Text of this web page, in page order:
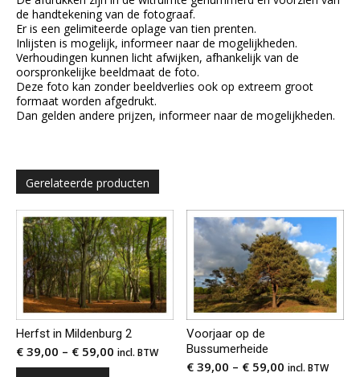
de handtekening van de fotograaf.
Er is een gelimiteerde oplage van tien prenten.
Inlijsten is mogelijk, informeer naar de mogelijkheden.
Verhoudingen kunnen licht afwijken, afhankelijk van de
oorspronkelijke beeldmaat de foto.
Deze foto kan zonder beeldverlies ook op extreem groot
formaat worden afgedrukt.
Dan gelden andere prijzen, informeer naar de mogelijkheden.
Gerelateerde producten
Herfst in Mildenburg 2
€ 39,00 – € 59,00 incl. BTW
Voorjaar op de
Bussumerheide
€ 39,00 – € 59,00 incl. BTW